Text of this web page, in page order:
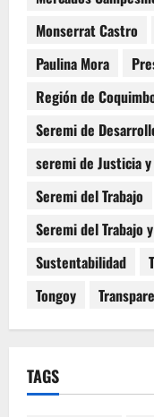
Monserrat Castro
Paulina Mora
Región de
Seremi de
seremi de Justicia
Seremi del Trabajo
Seremi del Trabajo
Sustentabilidad
Tongoy
TAGS